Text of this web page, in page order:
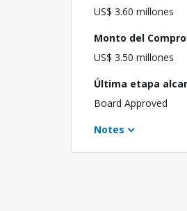
US$ 3.60 millones
Monto del
US$ 3.50 millones
Última etapa
Board Approved
Notes